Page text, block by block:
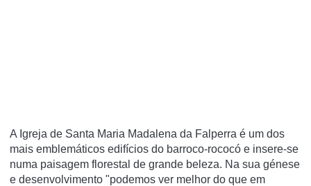
A Igreja de Santa Maria Madalena da Falperra é um dos
mais emblemáticos edifícios do barroco-rococó e insere-se
numa paisagem florestal de grande beleza. Na sua génese
e desenvolvimento "podemos ver melhor do que em